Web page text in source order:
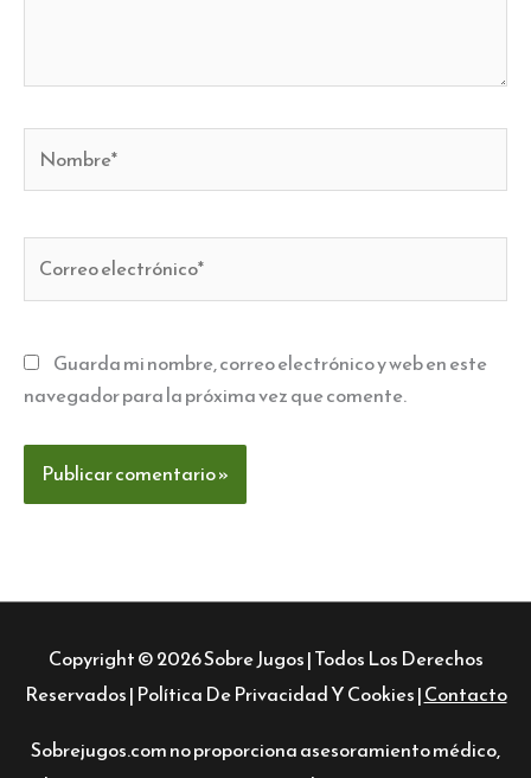
electrónico*
Guarda mi nombre, correo electrónico y web en este
navegador para la próxima vez que comente.
Copyright © 2026Sobre Jugos| Todos Los Derechos
Reservados | Política De Privacidad Y Cookies|Contacto
Sobrejugos.com no proporciona asesoramiento médico,